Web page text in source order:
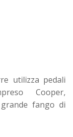
utilizza pedali
Cooper,
fango di